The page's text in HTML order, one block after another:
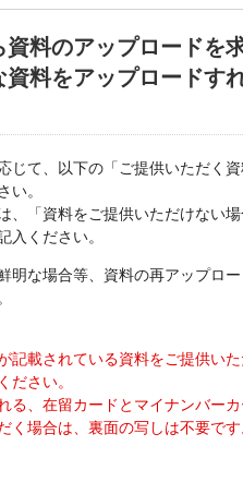
料のアップロードを
料をアップロードす
じて、以下の「ご提供いただく
い。
、「資料をご提供いただけない
入ください。
明な場合等、資料の再アップロ
記載されている資料をご提供い
ださい。
る、在留カードとマイナンバー
く場合は、裏面の写しは不要です